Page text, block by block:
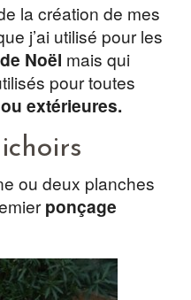
la création de mes
j’ai utilisé pour les
Noël mais qui
pour toutes
extérieures.
ou deux planches
ponçage